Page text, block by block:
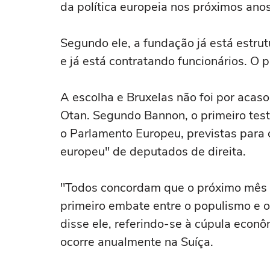
da política europeia nos próximos
Segundo ele, a fundação já está
e já está contratando funcionários. O
A escolha e Bruxelas não foi por
Otan. Segundo Bannon, o primeiro
o Parlamento Europeu, previstas
europeu" de deputados de direita.
"Todos concordam que o próximo
primeiro embate entre o populismo e
disse ele, referindo-se à cúpula
ocorre anualmente na Suíça.